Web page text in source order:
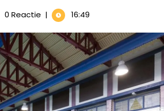
0 Reactie | 16:49